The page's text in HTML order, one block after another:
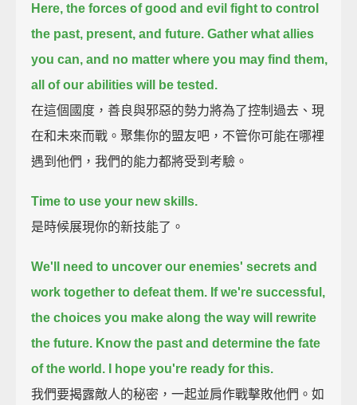
Here, the forces of good and evil fight to control
the past, present, and future. Gather what allies
you can, and no matter where you may find them,
all of our abilities will be tested.
在這個國度，善良與邪惡的勢力將為了控制過去、現
在和未來而戰。聚集你的盟友吧，不管你可能在哪裡
遇到他們，我們的能力都將受到考驗。
Time to use your new skills.
是時候展現你的新技能了。
We'll need to uncover our enemies' secrets and
work together to defeat them. If we're successful,
the choices you make along the way will rewrite
the future. Know the past and determine the fate
of the world.
I hope you're ready for this.
我們要揭露敵人的秘密，一起並肩作戰擊敗他們。如